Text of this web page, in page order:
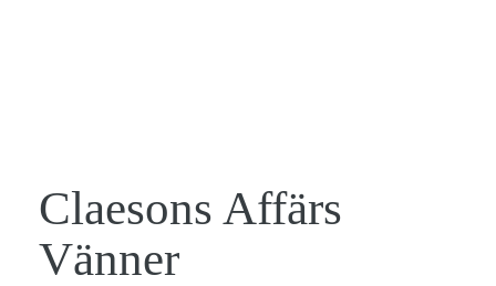
Claesons Affärs
Vänner